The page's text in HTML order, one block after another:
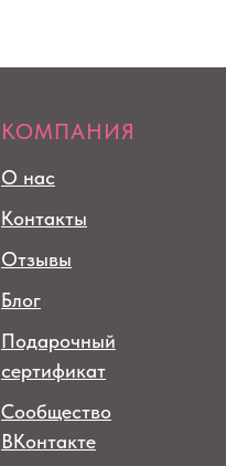
КОМПАНИЯ
О нас
Контакты
Отзывы
Блог
Подарочный
сертификат
Сообщество
ВКонтакте